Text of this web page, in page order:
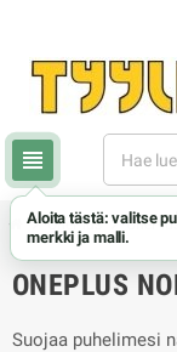
view_headline
chevron_rightOnePlus chevron_right
ONEPLUS
Suojaa puhelimesi
Aloita tästä: valitse
merkki ja malli.